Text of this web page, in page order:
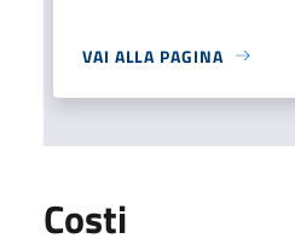
VAI ALLA PAGINA
Costi